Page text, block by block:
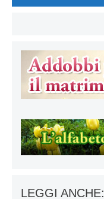
LEGGI ANCHE: